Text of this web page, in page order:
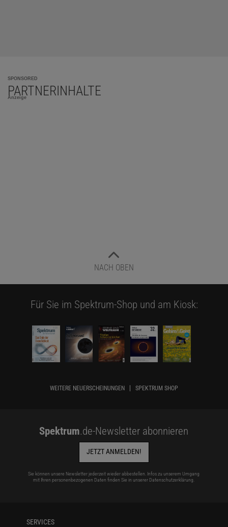
SPONSORED
PARTNERINHALTE
Anzeige
NACH OBEN
Für Sie im Spektrum-Shop und am Kiosk:
WEITERE NEUERSCHEINUNGEN SPEKTRUM SHOP
Spektrum.de-Newsletter abonnieren
JETZT ANMELDEN!
Sie können unsere Newsletter jederzeit wieder abbestellen. Infos zu unserem Umgang
mit Ihren personenbezogenen Daten finden Sie in unserer Datenschutzerklärung
SERVICES